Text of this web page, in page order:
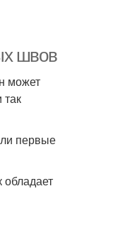
швов
может
первые
обладает